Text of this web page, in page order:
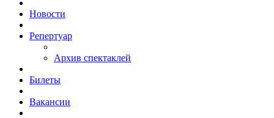
Новости
Репертуар
Архив спектаклей
Билеты
Вакансии